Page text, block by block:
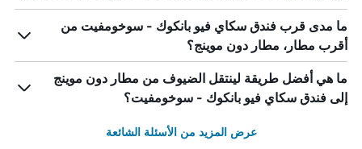
ما مدى قرب فندق سكاي فيو بانكوك - سوخومفيت من
أقرب مطار، مطار دون موينج؟
ما هي أفضل طريقة لينتقل الضيوف من مطار دون موينج
إلى فندق سكاي فيو بانكوك - سوخومفيت؟
عرض المزيد من الأسئلة الشائعة